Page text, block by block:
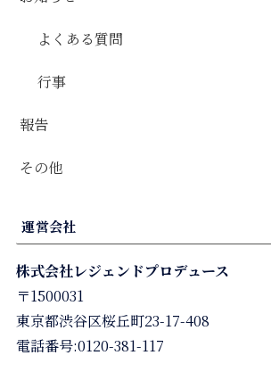
よくある質問
行事
報告
その他
運営会社
株式会社レジェンドプロデュース
〒1500031
東京都渋谷区桜丘町23-17-408
電話番号:0120-381-117